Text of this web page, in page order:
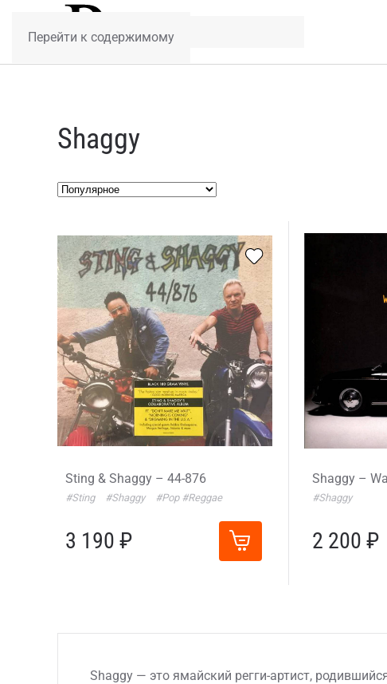
Перейти к содержимому
Shaggy
Sting & Shaggy – 44-876
#Sting #Shaggy #Pop #Reggae
3 190 ₽
Shaggy –
#Shaggy
2 200 ₽
Shaggy — это ямайский регги-артист,